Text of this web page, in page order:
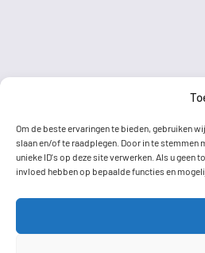
Om de beste ervaringen te bieden, gebruiken
slaan en/of te raadplegen. Door in te stemmen
unieke ID's op deze site verwerken. Als u
invloed hebben op bepaalde functies en